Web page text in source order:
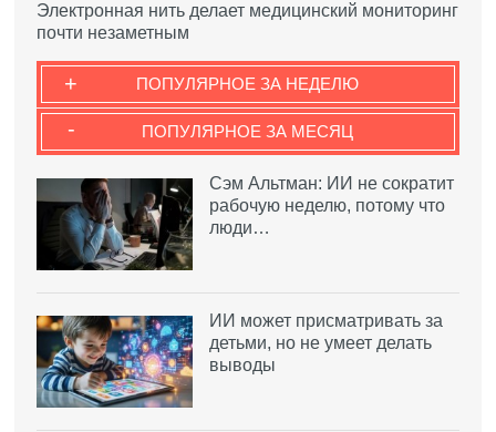
Электронная нить делает медицинский мониторинг
почти незаметным
ПОПУЛЯРНОЕ ЗА НЕДЕЛЮ
+
ПОПУЛЯРНОЕ ЗА МЕСЯЦ
-
Сэм Альтман: ИИ не сократит
рабочую неделю, потому что
люди…
ИИ может присматривать за
детьми, но не умеет делать
выводы